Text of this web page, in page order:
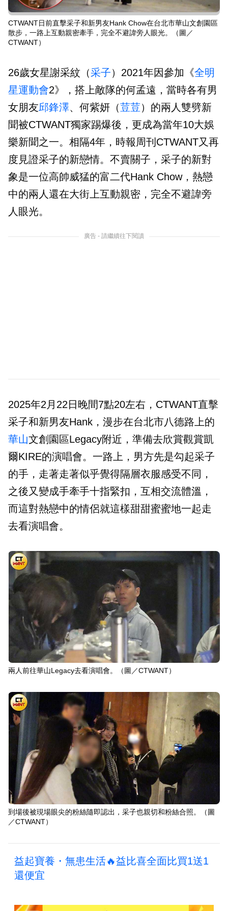
CTWANT日前直擊采子和新男友Hank Chow在台北市華山文創園區
散步，一路上互動親密牽手，完全不避諱旁人眼光。（圖／
CTWANT）
26歲女星謝采紋（采子）2021年因參加《全明
星運動會2》，搭上敵隊的何孟遠，當時各有男
女朋友邱鋒澤、何紫妍（荳荳）的兩人雙劈新
聞被CTWANT獨家踢爆後，更成為當年10大娛
樂新聞之一。相隔4年，時報周刊CTWANT又再
度見證采子的新戀情。不賣關子，采子的新對
象是一位高帥威猛的富二代Hank Chow，熱戀
中的兩人還在大街上互動親密，完全不避諱旁
人眼光。
廣告 - 請繼續往下閱讀
2025年2月22日晚間7點20左右，CTWANT直擊
采子和新男友Hank，漫步在台北市八德路上的
華山文創園區Legacy附近，準備去欣賞觀賞凱
爾KIRE的演唱會。一路上，男方先是勾起采子
的手，走著走著似乎覺得隔層衣服感受不同，
之後又變成手牽手十指緊扣，互相交流體溫，
而這對熱戀中的情侶就這樣甜甜蜜蜜地一起走
去看演唱會。
兩人前往華山Legacy去看演唱會。（圖／CTWANT）
到場後被現場眼尖的粉絲隨即認出，采子也親切和粉絲合照。（圖
／CTWANT）
益起寶養・無患生活🔥益比喜全面比買1送1
還便宜